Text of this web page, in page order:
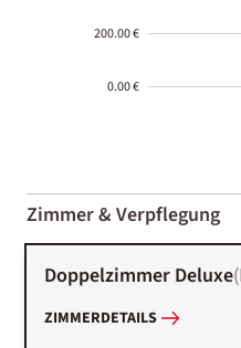
200.00 €
0.00 €
01-02
Zimmer & Verpflegung
Doppelzimmer Deluxe(
ZIMMERDETAILS